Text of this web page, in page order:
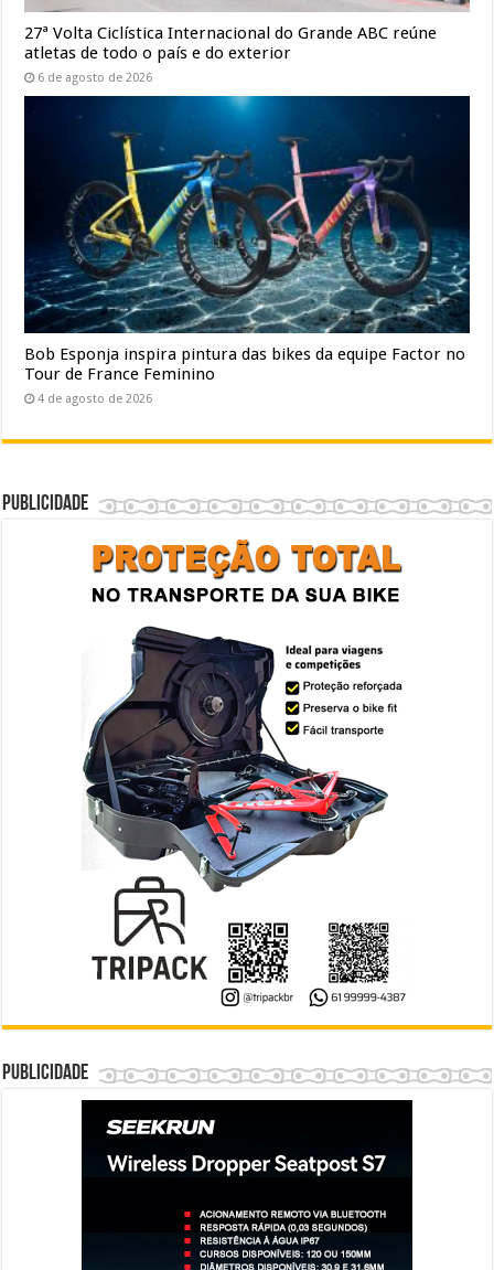
27ª Volta Ciclística Internacional do Grande ABC reúne
atletas de todo o país e do exterior
6 de agosto de 2026
Bob Esponja inspira pintura das bikes da equipe Factor no
Tour de France Feminino
4 de agosto de 2026
Publicidade
Publicidade